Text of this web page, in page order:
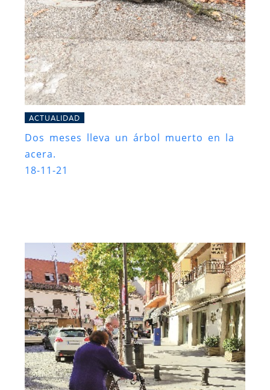
ACTUALIDAD
Dos meses lleva un árbol muerto en la
acera.
18-11-21